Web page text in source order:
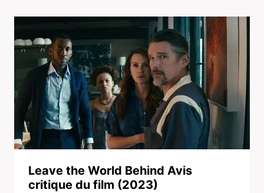
Leave the World Behind Avis
critique du film (2023)